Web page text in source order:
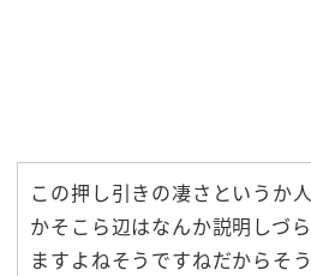
この押し引きの凄さというか
かそこら辺はなんか説明しづ
ますよねそうですねだからそ